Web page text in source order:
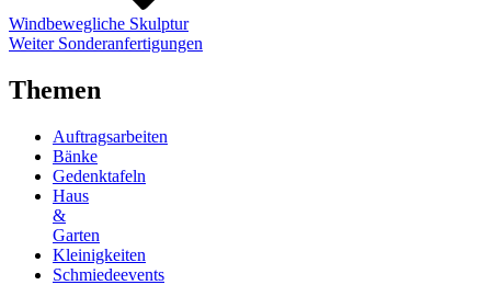
Windbewegliche Skulptur
Nächster
Weiter Sonderanfertigungen
Themen
Auftragsarbeiten
Bänke
Gedenktafeln
Haus
&
Garten
Kleinigkeiten
Schmiedeevents